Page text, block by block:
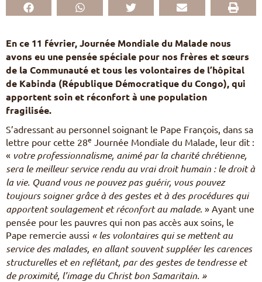
Pèlerinages
Nourrir sa vie spirituelle
Du temps pour Dieu
EN
DE
IT
PL
PT
ES
En ce 11 février, Journée Mondiale du Malade nous
avons eu une pensée spéciale pour nos frères et sœurs
de la Communauté et tous les volontaires de l’hôpital
de Kabinda (République Démocratique du Congo), qui
apportent soin et réconfort à une population
fragilisée.
S’adressant au personnel soignant le Pape François, dans sa
lettre pour cette 28e
Journée Mondiale du Malade, leur dit :
« votre professionnalisme, animé par lacharitéchrétienne,
sera le meilleur service rendu au vrai droit humain : le droit à
la vie. Quand vous ne pouvez pas guérir, vous pouvez
toujours soigner grâce à des gestes et à des procédures qui
apportent soulagement et réconfort au malade. » Ayant une
pensée pour les pauvres qui non pas accès aux soins, le
Pape remercie aussi « les volontaires qui se mettent au
service des malades, en allant souvent suppléer les carences
structurelles et en reflétant, par des gestes de tendresse et
de proximité, l’image du Christ bon Samaritain. »